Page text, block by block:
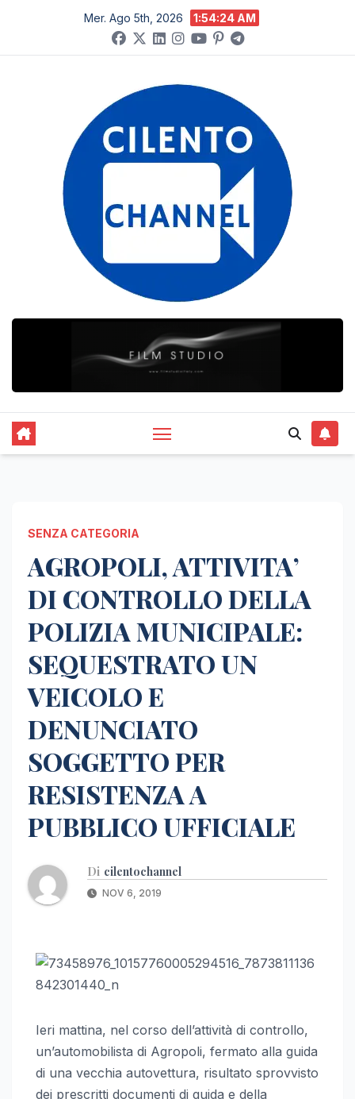
contenuto
Mer. Ago 5th, 2026 1:54:25 AM
SENZA CATEGORIA
AGROPOLI, ATTIVITA’
DI CONTROLLO DELLA
POLIZIA MUNICIPALE:
SEQUESTRATO UN
VEICOLO E
DENUNCIATO
SOGGETTO PER
RESISTENZA A
PUBBLICO UFFICIALE
Di cilentochannel
NOV 6, 2019
Ieri mattina, nel corso dell’attività di controllo,
un’automobilista di Agropoli, fermato alla guida
di una vecchia autovettura, risultato sprovvisto
dei prescritti documenti di guida e della